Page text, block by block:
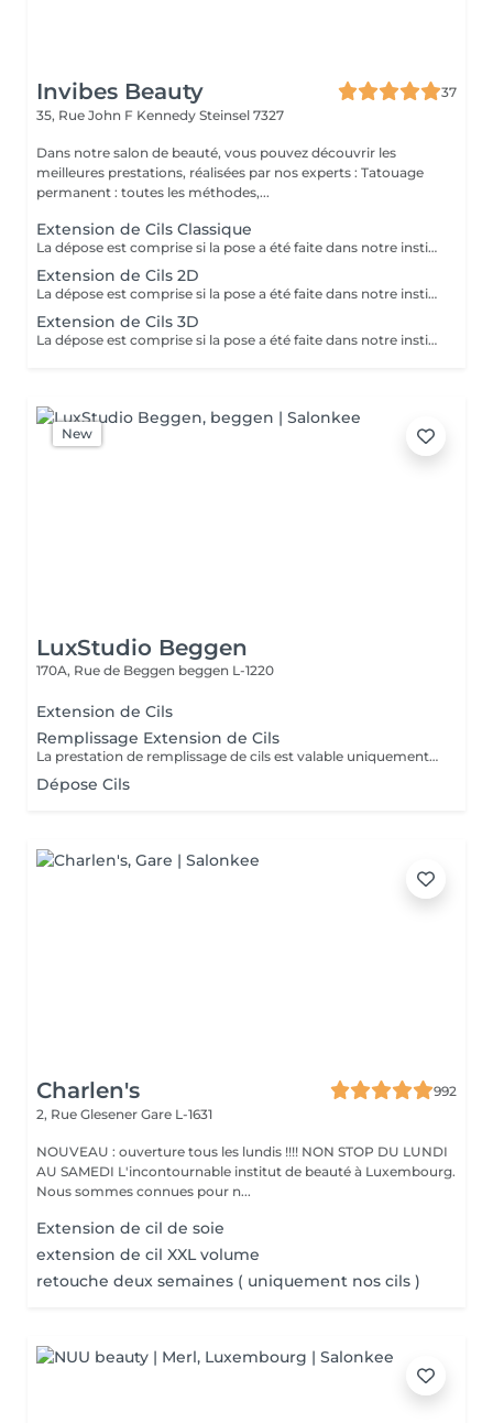
Invibes Beauty
37
35, Rue John F Kennedy Steinsel 7327
Dans notre salon de beauté, vous pouvez découvrir les
meilleures prestations, réalisées par nos experts : Tatouage
permanent : toutes les méthodes,...
Extension de Cils Classique
La dépose est comprise si la pose a été faite dans notre institut. Dans le cas contraire, celle-ci sera facturée 20€.
Extension de Cils 2D
La dépose est comprise si la pose a été faite dans notre institut. Dans le cas contraire, celle-ci sera facturée 20€.
Extension de Cils 3D
La dépose est comprise si la pose a été faite dans notre institut. Dans le cas contraire, celle-ci sera facturée 20€.
New
LuxStudio Beggen
170A, Rue de Beggen beggen L-1220
Extension de Cils
Remplissage Extension de Cils
La prestation de remplissage de cils est valable uniquement pour les clients ayant réalisé leur première pose chez LuxStudio. Si vous avez fait votre première pose dans un autre salon, vous devrez réserver une pose complète de cils afin de bénéficier de notre garantie, même pour les cils que vous avez déjà.
Dépose Cils
Charlen's
992
2, Rue Glesener Gare L-1631
NOUVEAU : ouverture tous les lundis !!!! NON STOP DU LUNDI
AU SAMEDI L'incontournable institut de beauté à Luxembourg.
Nous sommes connues pour n...
Extension de cil de soie
extension de cil XXL volume
retouche deux semaines ( uniquement nos cils )